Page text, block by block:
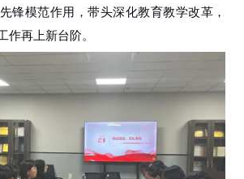
锋模范作用，带头深化教育教学改革，
作再上新台阶。